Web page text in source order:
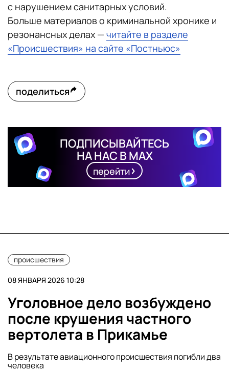
с нарушением санитарных условий.
Больше материалов о криминальной хронике и
резонансных делах — читайте в разделе
«Происшествия» на сайте «Постньюс»
поделиться
ПОДПИСЫВАЙТЕСЬ
НА НАС В MAX
перейти
происшествия
08 ЯНВАРЯ 2026 10:28
Уголовное дело возбуждено
после крушения частного
вертолета в Прикамье
В результате авиационного происшествия погибли два
человека